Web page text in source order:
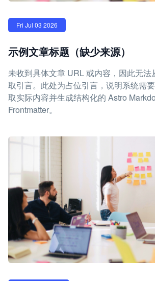
Fri Jul 03 2026
示例文章标题（缺少来源）
未收到具体文章 URL 或内容，因此无法
取引言。此处为占位引言，说明系统需
取实际内容并生成结构化的 Astro
Frontmatter。